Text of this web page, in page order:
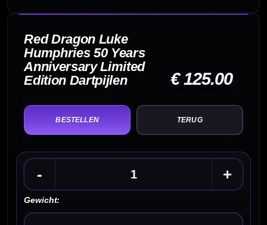
Red Dragon Luke
Humphries 50 Years
Anniversary Limited
Edition Dartpijlen
€ 125.00
TERUG
- +
Gewicht: